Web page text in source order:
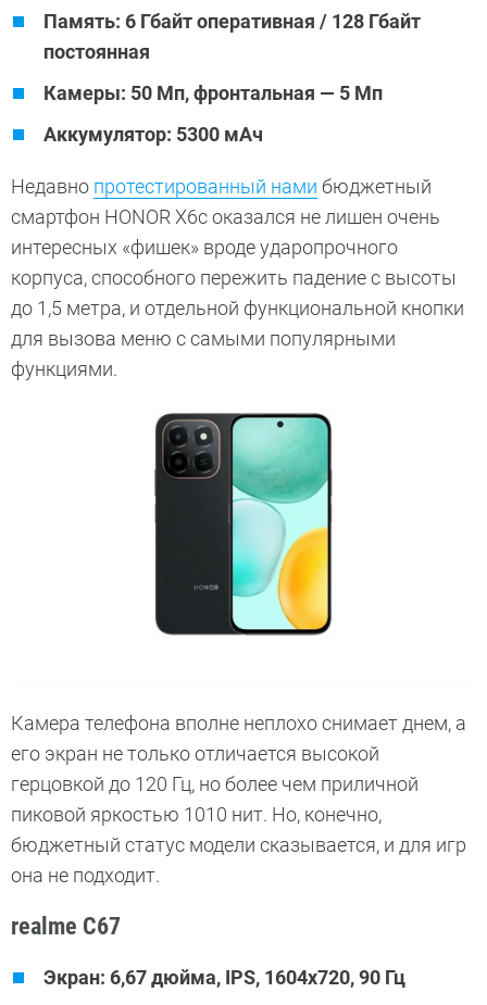
Память: 6 Гбайт оперативная / 128 Гбайт
постоянная
Камеры: 50 Мп, фронтальная — 5 Мп
Аккумулятор: 5300 мАч
Недавно протестированный нами бюджетный
смартфон HONOR X6c оказался не лишен очень
интересных «фишек» вроде ударопрочного
корпуса, способного пережить падение с высоты
до 1,5 метра, и отдельной функциональной кнопки
для вызова меню с самыми популярными
функциями.
Камера телефона вполне неплохо снимает днем, а
его экран не только отличается высокой
герцовкой до 120 Гц, но более чем приличной
пиковой яркостью 1010 нит. Но, конечно,
бюджетный статус модели сказывается, и для игр
она не подходит.
realme C67
Экран: 6,67 дюйма, IPS, 1604х720, 90 Гц